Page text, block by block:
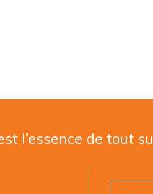
l’essence de tout